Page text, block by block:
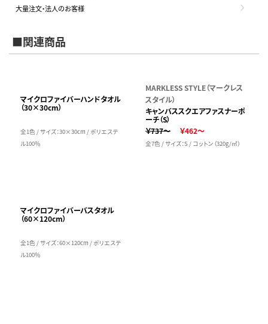
大量注文・法人のお客様
■関連商品
マイクロファイバーハンドタオル
（30×30cm）
全1色 / サイズ：30×30cm / ポリエステ
ル100％
MARKLESS STYLE（マークレス
スタイル）
キャンバススクエアファスナーポ
ーチ（S）
￥737～
￥462～
全7色 / サイズ：S / コットン（320g/㎡）
マイクロファイバーバスタオル
（60×120cm）
全1色 / サイズ：60×120cm / ポリエステ
ル100％